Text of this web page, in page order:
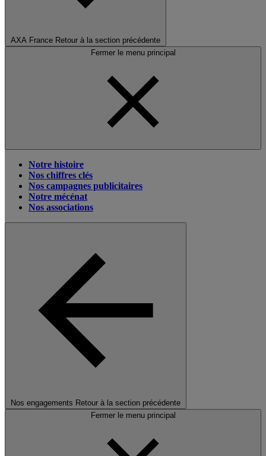
AXA France Retour à la section précédente
Fermer le menu principal
Notre histoire
Nos chiffres clés
Nos campagnes publicitaires
Notre mécénat
Nos associations
Nos engagements Retour à la section précédente
Fermer le menu principal